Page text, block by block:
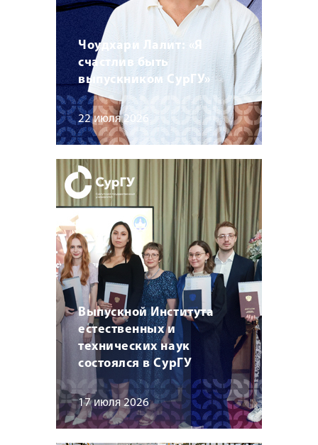
Чоудхари Лалит: «Я
счастлив быть
выпускником СурГУ»
22 июля 2026
Выпускной Института
естественных и
технических наук
состоялся в СурГУ
17 июля 2026